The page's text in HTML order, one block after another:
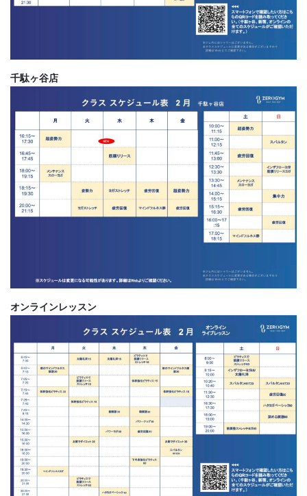
千駄ヶ谷店
オンラインレッスン